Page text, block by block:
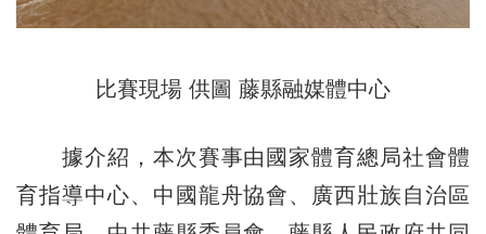
比賽現場 供圖 藤縣融媒體中心
據介紹，本次賽事由國家體育總局社會體
育指導中心、中國龍舟協會、廣西壯族自治區